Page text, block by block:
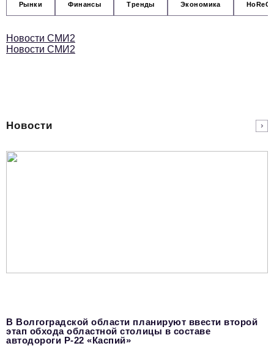
Рынки Финансы Тренды Экономика HoReCa
Новости СМИ2
Новости СМИ2
Новости
В Волгоградской области планируют ввести второй
этап обхода областной столицы в составе
автодороги Р-22 «Каспий»